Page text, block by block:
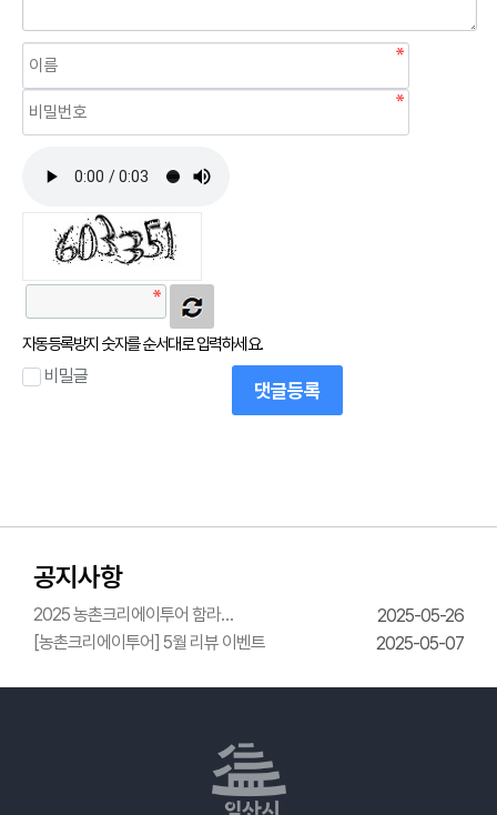
자동등록방지 숫자를 순서대로 입력하세요.
비밀글
댓글등록
공지사항
2025 농촌크리에이투어 함라
한옥체험관 웨딩의상체험
2025-05-26
[농촌크리에이투어] 5월 리뷰 이벤트
2025-05-07